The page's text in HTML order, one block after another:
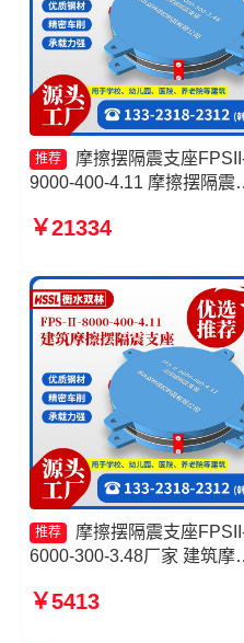
推荐
摩擦摆隔震支座
9000-400-4.11 摩擦摆隔震
厂家 建筑减隔震摩擦摆支座
产厂家
￥21334
推荐
摩擦摆隔震支座
6000-300-3.48厂家 建筑摩
摩擦复摆隔震支座 摩擦摆隔
￥5413